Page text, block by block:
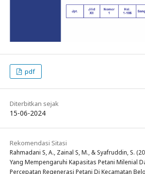
pdf
Diterbitkan sejak
15-06-2024
Rekomendasi Sitasi
Rahmadani S, A., Zainal S, M., & Syafruddin, S.
Yang Mempengaruhi Kapasitas Petani Milenial
Percepatan Regenerasi Petani Di Kecamatan